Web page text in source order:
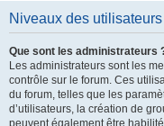
Niveaux des
Que sont les administrateurs
Les administrateurs sont les
contrôle sur le forum. Ces
du forum, telles que les
d’utilisateurs, la création de
peuvent également être